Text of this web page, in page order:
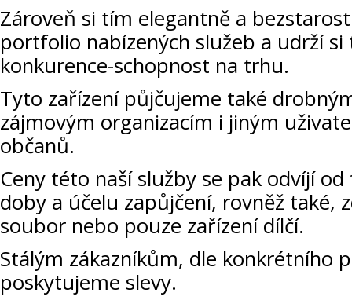
Zároveň si tím elegantně a
portfolio nabízených služeb a udrží si
konkurence-schopnost na trhu.
Tyto zařízení půjčujeme také
zájmovým organizacím i jiným
občanů.
Ceny této naší služby se pak odvíjí
doby a účelu zapůjčení, rovněž také,
soubor nebo pouze zařízení dílčí.
Stálým zákazníkům, dle konkrétního
poskytujeme slevy.